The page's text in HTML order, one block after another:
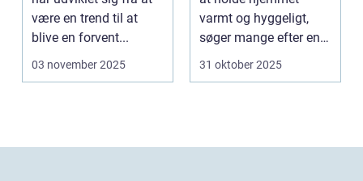
være en trend til at
blive en forvent...
03 november 2025
varmt og hyggeligt,
søger mange efter en
bæ...
31 oktober 2025